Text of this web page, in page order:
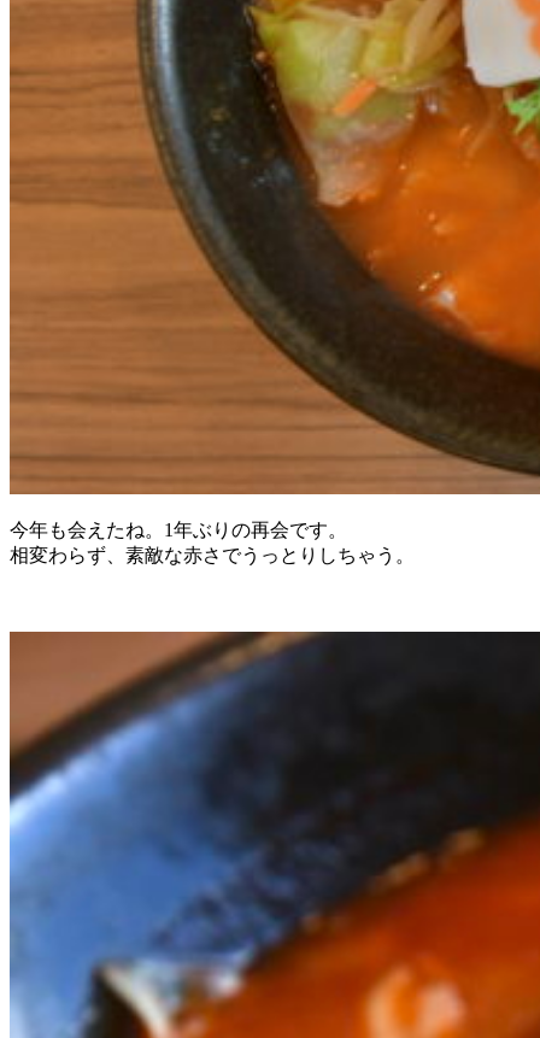
今年も会えたね。1年ぶりの再会です。
相変わらず、素敵な赤さでうっとりしちゃう。